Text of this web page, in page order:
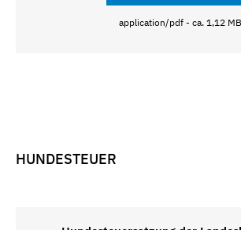
application/pdf - ca. 1,12 MB
HUNDESTEUER